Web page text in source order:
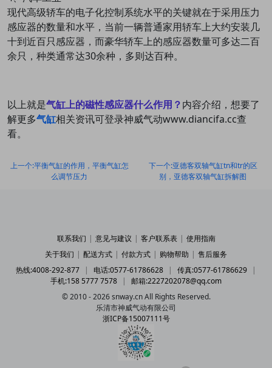
现代高级轿车的电子化控制系统水平的关键就在于采用压力
感应器的数量和水平，当前一辆普通家用轿车上大约安装几
十到近百只感应器，而豪华轿车上的感应器数量可多达二百
余只，种类通常达30余种，多则达百种。
以上就是气缸上的磁性感应器什么作用？内容介绍，想要了
解更多气缸相关资讯可登录神威气动www.diancifa.cc查
看。
上一个:平衡气缸的作用，平衡气缸怎
么调节压力
下一个:亚德客双轴气缸tn和tr的区
别，亚德客双轴气缸拆解图
联系我们 | 意见与建议 | 客户联系表 | 使用指南
关于我们 | 配送方式 | 付款方式 | 购物帮助 | 售后服务
热线:4008-292-877
| 电话:0577-61786628 | 传真:0577-61786629
|
手机:158 5777 7578
|
邮箱:2227202078@qq.com
© 2010 - 2026 snway.cn All Rights Reserved.
乐清市神威气动有限公司
浙ICP备15007111号